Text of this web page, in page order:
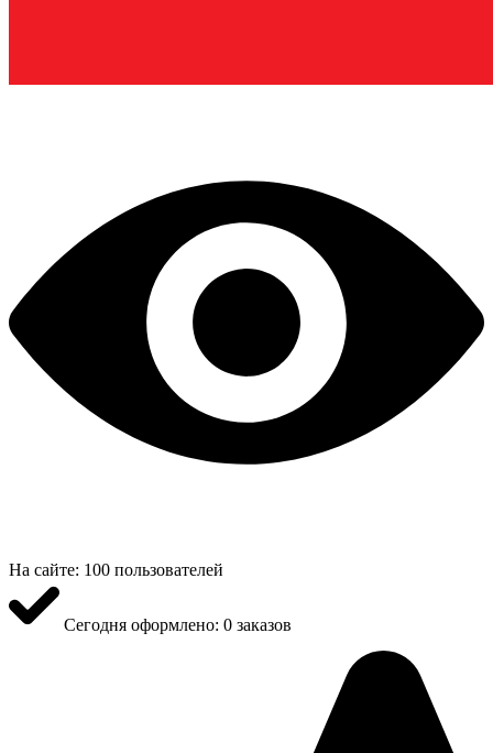
На сайте: 100 пользователей
Сегодня оформлено: 0 заказов